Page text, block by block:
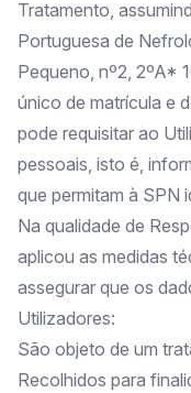
Tratamento,
Portuguesa de
Pequeno, nº2, 2ºA*
único de matrícula e
pode requisitar ao
pessoais, isto é,
que permitam à
Na qualidade de
aplicou as medidas
assegurar que os
Utilizadores:
São objeto de um
Recolhidos para